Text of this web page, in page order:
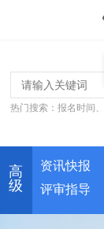
热门搜索： 报名时间 、
高
级
资讯快报
评审指导